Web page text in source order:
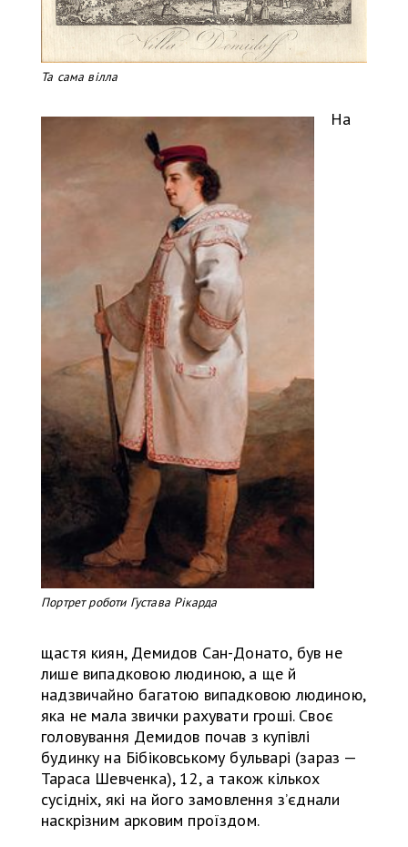
Та сама вілла
Портрет роботи Густава Рікарда
На
щастя киян, Демидов Сан-Донато, був не
лише випадковою людиною, а ще й
надзвичайно багатою випадковою людиною,
яка не мала звички рахувати гроші. Своє
головування Демидов почав з купівлі
будинку на Бібіковському бульварі (зараз —
Тараса Шевченка), 12, а також кількох
сусідніх, які на його замовлення з’єднали
наскрізним арковим проїздом.